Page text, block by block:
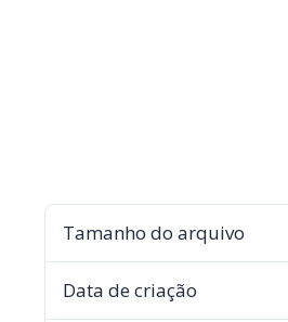
Tamanho do arquivo
Data de criação